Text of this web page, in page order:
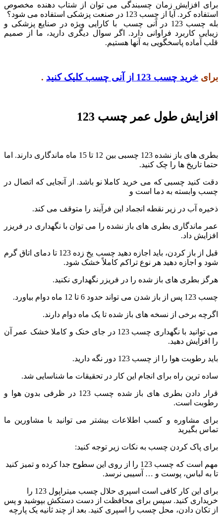
برای افزایش زمان چسبندگی می توان از شتاب دهنده مخصوص
استفاده کرد. آیا از چسب 123 در صنعت پزشکی استفاده می شود؟
بله چسب 123 در آنی چسب با کارایی ویژه در صنایع پزشکی و
زیبایی کاربرد فراوانی دارد. اگر سوال دیگری دارید، ما از صمیم
قلب آماده پاسخگویی به آنها هستیم.
برای خرید چسب 123 از آنی چسب کلیک کنید .
افزایش طول عمر چسب 123
بطری های باز نشده 123 چسبی بین 12 تا 15 ماه ماندگاری دارند. اما
حتما تاریخ ها را چک کنید.
دقت کنید چسبی که می خرید کاملا نو باشد. از آنجایی که اتصال در
چسب وابسته به دما است و
ذخیره آب در زیر نقطه انجماد این فرآیند را متوقف می کند.
عمر ماندگاری بطری های باز نشده را می توان با نگهداری در فریزر
افزایش داد.
قبل از باز کردن، باید اجازه دهید چسب یخ زده 123 تا دمای اتاق گرم
شود و اجازه دهید هر نوع تراکم کاملاً خشک شود.
هرگز بطری های باز شده را در فریزر نگهداری نکنید.
چسب 123 پس از باز شدن می تواند حدود 6 تا 12 ماه دوام بیاورد.
اگرچه برخی از نسخه های باز شده تا یک ماه دوام دارند.
می توانید با نگهداری چسب 123 در جای خنک و کاملا خشک عمر آن
را افزایش دهید.
باید رطوبت هوا را از چسب 123 دور نگه دارید.
ساده ترین راه برای انجام این کار در تحقیقات ما شناسایی شد.
قرار دادن بطری های باز شده چسب 123 در ظرفی بدون هوا و
رطوبت است.
برای مشاوره و کسب اطلاعات بیشتر می توانید با مشاورین ما
تماس بگیرید
برای پاک کردن چسب به نکات زیر توجه کنید:
مهم است که چسب 123 را از روی این سطوح جدا کرده و تمیز کنید
تا به لباس، پوست و … آسیبی نرسد.
برای این کار کافی است اسپری حلال چسب میتراپول 123 را
خریداری کنید. سپس برای محافظت از دست دستکش بپوشید و پس
از تکان دادن، محل چسب را اسپری کنید. بعد از چند ثانیه یک پارچه